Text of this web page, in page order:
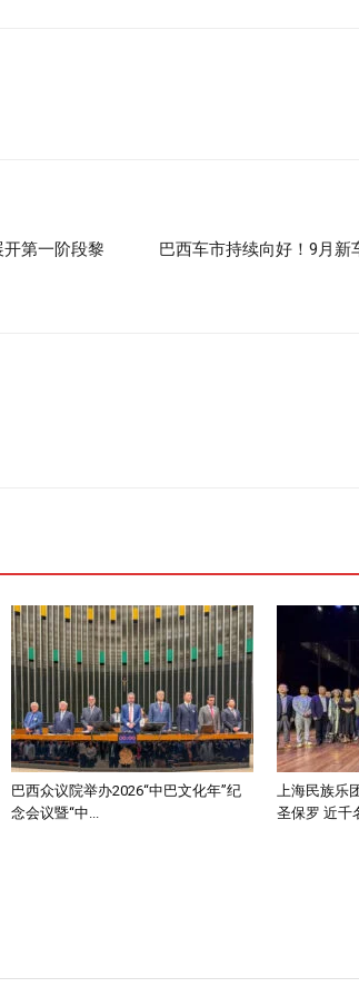
第一阶段黎
巴西车市持续向好！9月新
巴西众议院举办2026“中巴文化年”纪
念会议暨“中...
上海民族乐
圣保罗 近千